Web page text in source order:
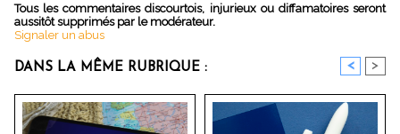
Tous les commentaires discourtois, injurieux ou diffamatoires seront
aussitôt supprimés par le modérateur.
Signaler un abus
DANS LA MÊME RUBRIQUE : < >